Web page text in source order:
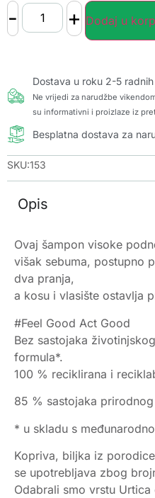
- + Dodaj u
Dostava u roku 2-5
Ne vrijedi za narudžbe
su informativni i proizlaze iz
Besplatna dostava za
SKU:153
Opis
Ovaj šampon visoke
višak sebuma, postupno
dva pranja,
a kosu i vlasište ostavlja
#Feel Good Act Good
Bez sastojaka
formula*.
100 % reciklirana i
85 % sastojaka
* u skladu s
Kopriva, biljka iz
se upotrebljava zbog
Odabrali smo vrstu